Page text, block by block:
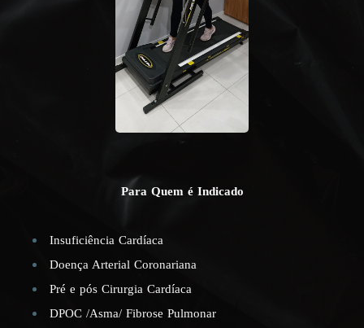
Para Quem é Indicado
Insuficiência Cardíaca
Doença Arterial Coronariana
Pré e pós Cirurgia Cardíaca
DPOC /Asma/ Fibrose Pulmonar